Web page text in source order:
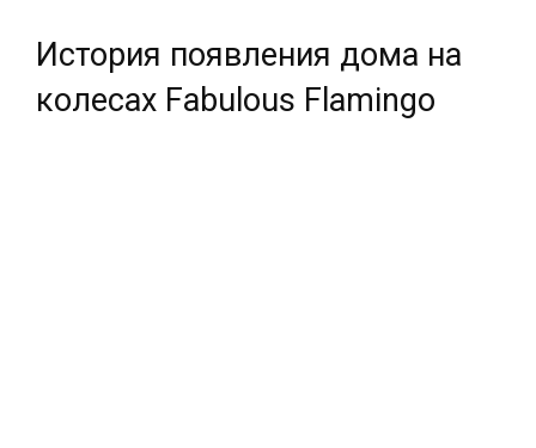
История появления дома на
колесах Fabulous Flamingo